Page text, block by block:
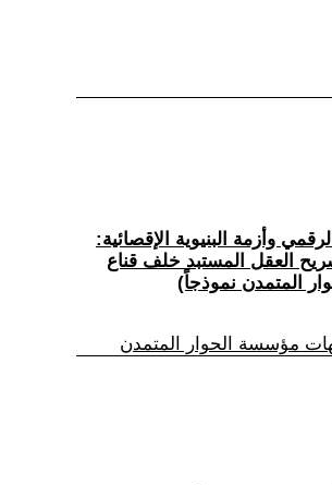
وأزمة البنيوية الإقصائية:
العقل المستبد خلف قناع
المتمدن نموذجاً)
مؤسسة الحوار المتمدن